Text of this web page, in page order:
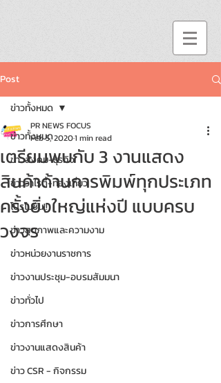
Post
ข่าวทั้งหมด
ข่าวสังคม-ธุรกิจ
ข่าววาไรตี้-ท่องเที่ยว
โปรโมชั่น!!
ข่าวสุขภาพและความงาม
ข่าวหน่วยงานราชการ
ข่าวงานประชุม-อบรมสัมมนา
ข่าวทั่วไป
ข่าวการศึกษา
ข่าวงานแสดงสินค้า
ข่าว CSR - กิจกรรม
ข่าวทั้งหมด
เตรียมพบกับ 3 งานแสดง
สินค้าด้านการพิมพ์ทุกประเภท
ครั้งยิ่งใหญ่แห่งปี แบบครบ
วงจร
PR NEWS FOCUS
Feb 5, 20201 min read